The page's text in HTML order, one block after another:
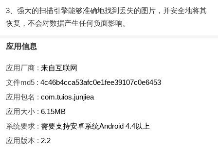
3、强大的扫描引擎能够准确地找到丢失的图片，并安全地将其
恢复，不会对数据产生任何负面影响。
应用信息
应用厂商 : 来自互联网
文件md5 : 4c46b4cca53afc0e1fee39107c0e6453
应用包名 : com.tuios.junjiea
应用大小 : 6.15MB
系统要求 : 需要支持安卓系统Android 4.4以上
应用版本 : 2.2